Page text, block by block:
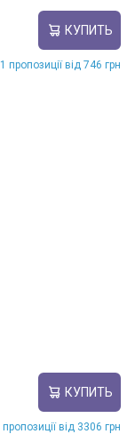
КУПИТЬ
пропозиції від 746 грн
КУПИТЬ
від 3306 грн